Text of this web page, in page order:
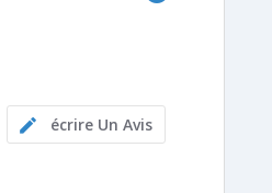
écrire Un Avis